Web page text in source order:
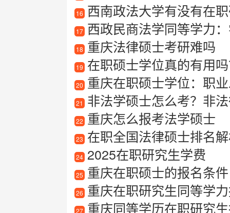
16 西南政法大学有没有在职
17 西政民商法学同等学力
18 重庆法律硕士考研难吗
19 在职硕士学位真的有用
20 重庆在职硕士学位：职
21 非法学硕士怎么考？非
22 重庆怎么报考法学硕士
23 在职全国法律硕士排名
24 2025在职研究生学费
25 重庆在职硕士的报名条件
26 重庆在职研究生同等学
27 重庆同等学历在职研究